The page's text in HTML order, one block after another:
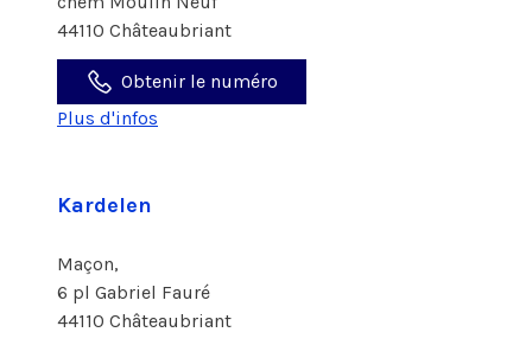
44110 Châteaubriant
Obtenir le numéro
Plus d'infos
Kardelen
Maçon,
6 pl Gabriel Fauré
44110 Châteaubriant